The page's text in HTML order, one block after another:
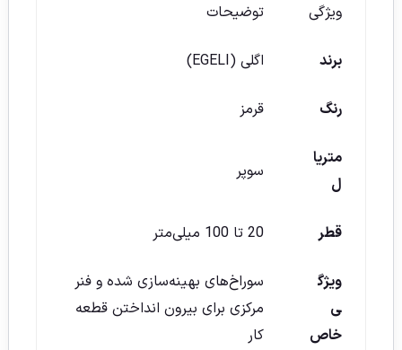
ویژگی
توضیحات
برند اگلی (EGELI)
رنگ قرمز
متریا
ل
سوپر
قطر 20 تا 100 میلی‌متر
ویژگ
ی
خاص
سوراخ‌های بهینه‌سازی شده و فنر
مرکزی برای بیرون انداختن قطعه
کار